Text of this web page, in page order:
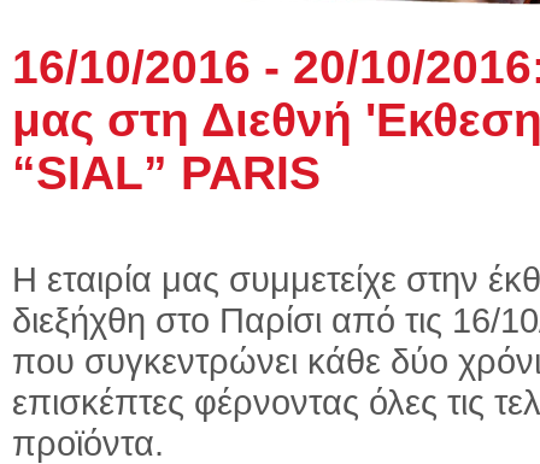
16/10/2016 - 20/10/
μας στη Διεθνή
“SIAL” PARIS
Η εταιρία μας συμμετείχε στην
διεξήχθη στο Παρίσι από τις 16/
που συγκεντρώνει κάθε δύο
επισκέπτες φέρνοντας όλες τις
προϊόντα.